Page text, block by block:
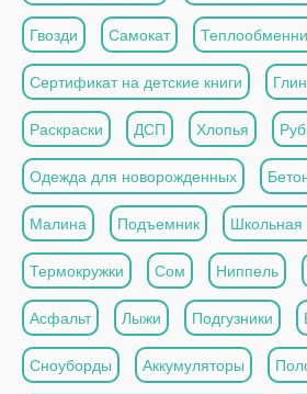
Гвозди Самокат
Сертификат на детские книги
Раскраски ДСП Хлопья
Одежда для новорожденных
Малина Подъемник
Термокружки Сом Ниппель
Асфальт Лыжи Подгузники
Сноуборды Аккумуляторы